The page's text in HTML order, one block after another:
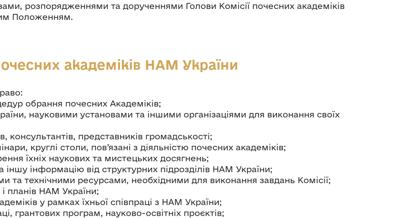
розпорядженнями та дорученнями Голови Комісії почесних академіків
Положенням.
академіків НАМ України
обрання почесних Академіків;
науковими установами та іншими організаціями для виконання своїх
консультантів, представників громадськості;
круглі столи, пов’язані з діяльністю почесних академіків;
їхніх наукових та мистецьких досягнень;
інформацію від структурних підрозділів НАМ України;
та технічними ресурсами, необхідними для виконання завдань Комісії;
планів НАМ України;
у рамках їхньої співпраці з НАМ України;
грантових програм, науково-освітніх проєктів;